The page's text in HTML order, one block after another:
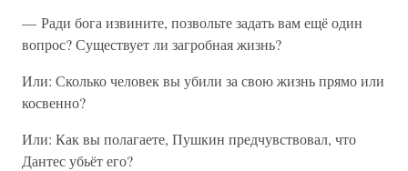
— Ради бога извините, позвольте задать вам ещё один
вопрос? Существует ли загробная жизнь?
Или: Сколько человек вы убили за свою жизнь прямо или
косвенно?
Или: Как вы полагаете, Пушкин предчувствовал, что
Дантес убьёт его?